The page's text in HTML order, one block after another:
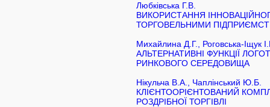
Любківська Г.В.
ВИКОРИСТАННЯ
ТОРГОВЕЛЬНИМИ
Михайлина Д.Г., Роговська-Іщук
АЛЬТЕРНАТИВНІ ФУНКЦІЇ
РИНКОВОГО СЕРЕДОВИЩА
Нікульча В.А., Чаплінський Ю.Б.
КЛІЄНТООРІЄНТОВАНИЙ
РОЗДРІБНОЇ ТОРГІВЛІ